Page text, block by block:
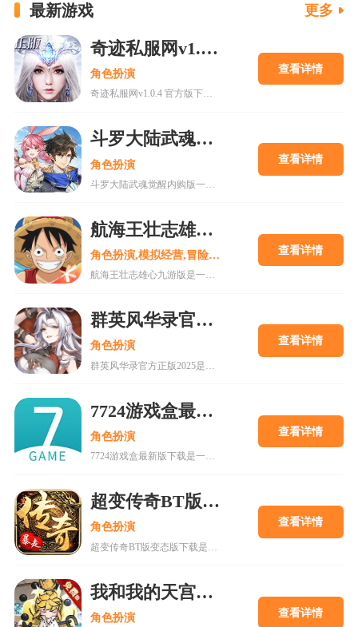
最新游戏 更多
奇迹私服网v1.0.4 官方版下载
角色扮演
奇迹私服网v1.0.4 官方版下载是一款经典魔幻系列RPG大型多人在线动作手游，MU世界观强势来袭重现纷争四起的奇迹大陆，五大王国作为勇者诞生的背景屹立在不同的区域。多种族设定让职业选择更加丰富，各有千秋的天赋能力会在战斗中大放异彩，无论是狩猎邪恶势力又或者是征讨对手都有着举足轻重的作用，马上加入一展雄心壮志。
查看详情
斗罗大陆武魂觉醒内购版
角色扮演
斗罗大陆武魂觉醒内购版一款最新公测的玄幻修仙手游，经典IP改编，游戏高度还原人物剧情，上线就送礼包，魂器魂环应有尽有，等级越高福利越多，收集角色搭配阵容，自动匹配真人玩家。18183手游网为您提供斗罗大陆武魂觉醒内购版下载。
查看详情
航海王壮志雄心九游版
角色扮演,模拟经营,冒险解谜
航海王壮志雄心九游版是一款腾讯魔方工作室制作的海贼王正版格斗手游，游戏玩法类似火影忍者手游，玩家可以在游戏中召集你喜欢的海贼王角色一起冒险，组建属于你的最强海贼团。游戏还原原作剧情故事，丰富的主线故事流程，再一次和草帽一伙踏上伟大航道。喜欢的快来18183下载吧~
查看详情
群英风华录官方正版2025
角色扮演
群英风华录官方正版2025是一款集策略、养成与冒险于一体的国风卡牌游戏，以三国背景为题材，玩家将在历史的洪流中书写属于自己的传奇篇章，通过招募群英，征战四方称霸天下。喜欢的快来18183下载吧~
查看详情
7724游戏盒最新版下载
角色扮演
7724游戏盒最新版下载是一款h5游戏盒子,使用该软件用户可以随意体验各种网页游戏,海量在线游戏资源,无需下载,无需pc即可游玩,更有上千款热门破解游戏可以在线畅玩.感兴趣的朋友可以来下载。
查看详情
超变传奇BT版变态版下载
角色扮演 查看详情
我和我的天宫0.1折免费版手游
角色扮演 查看详情